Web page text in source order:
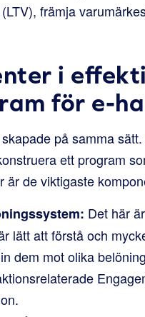
främja
i
för e-
på samma
ett program
är de viktigaste
Det här
lätt att förstå och
dem mot olika